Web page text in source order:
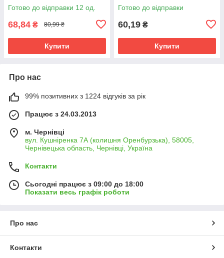
Готово до відправки 12 од.
68,84 ₴ 80,99 ₴
Купити
Готово до відправки
60,19 ₴
Купити
Про нас
99% позитивних з 1224 відгуків за рік
Працює з 24.03.2013
м. Чернівці
вул. Кушніренка 7А (колишня Оренбурзька), 58005,
Чернівецька область, Чернівці, Україна
Контакти
Сьогодні працює з 09:00 до 18:00
Показати весь графік роботи
Про нас
Контакти